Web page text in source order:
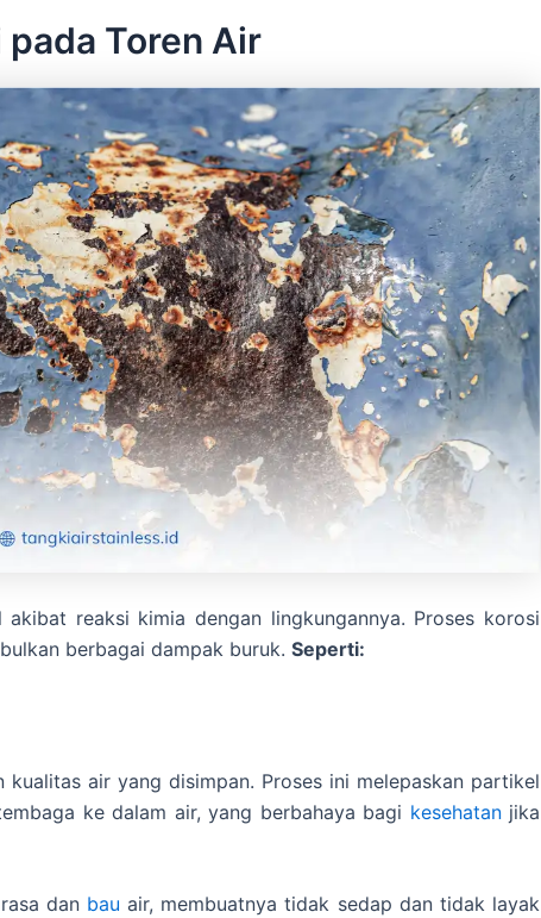
pada Toren Air
reaksi kimia dengan lingkungannya. Proses korosi
berbagai dampak buruk. Seperti:
air yang disimpan. Proses ini melepaskan partikel
ke dalam air, yang berbahaya bagi kesehatanjika
dan bau air, membuatnya tidak sedap dan tidak layak